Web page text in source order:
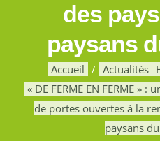
des
paysans
Accueil Actualités
« DE FERME EN FERME »
de portes ouvertes à la
paysans